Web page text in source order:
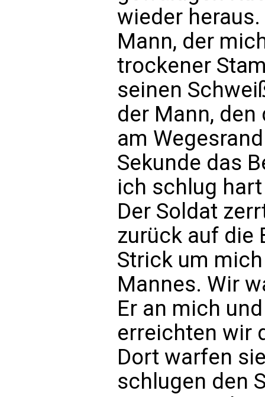
wieder
Mann, der
trockener
seinen
der Mann,
am
Sekunde das
ich schlug
Der Soldat
zurück auf die
Strick um
Mannes. Wir
Er an mich
erreichten wir
Dort warfen
schlugen den